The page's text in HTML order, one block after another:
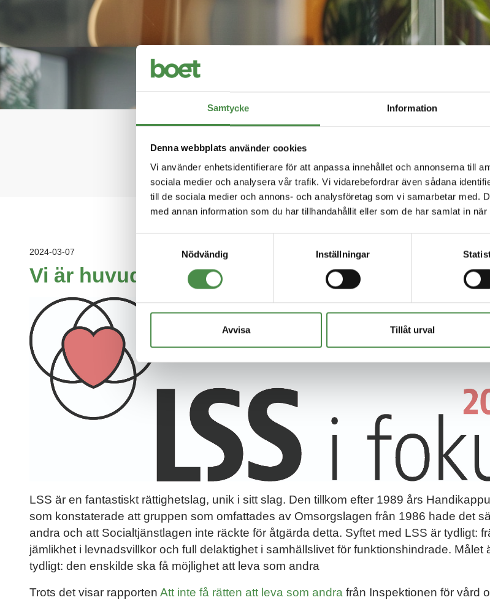
Samtycke Information
Denna webbplats använder cookies
Vi använder enhetsidentifierare för att anpassa innehållet och annonserna till
sociala medier och analysera vår trafik. Vi vidarebefordrar även sådana
till de sociala medier och annons- och analysföretag som vi samarbetar med.
med annan information som du har tillhandahållit eller som de har samlat in
Nödvändig
Inställningar
Avvisa Tillåt urval
Nyheter
Håll dig uppdaterad med de senaste
2024-03-07
Vi är huvudpartner på LSS i Fokus 2024
LSS är en fantastiskt rättighetslag, unik i sitt slag. Den tillkom efter 1989 års
som konstaterade att gruppen som omfattades av Omsorgslagen från 1986 hade det
andra och att Socialtjänstlagen inte räckte för åtgärda detta. Syftet med LSS är tydligt:
jämlikhet i levnadsvillkor och full delaktighet i samhällslivet för funktionshindrade. Målet
tydligt: den enskilde ska få möjlighet att leva som andra
Trots det visar rapporten Att inte få rätten att leva som andra från Inspektionen för vård